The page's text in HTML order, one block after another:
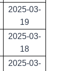
2025-03-
19
2025-03-
18
2025-03-